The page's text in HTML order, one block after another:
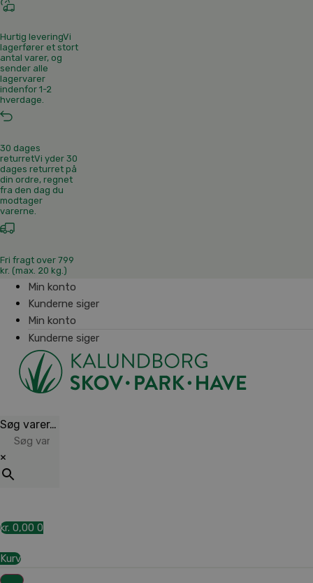
Hurtig leveringVi
lagerfører et stort
antal varer, og
sender alle
lagervarer
indenfor 1-2
hverdage.
30 dages
returretVi yder 30
dages returret på
din ordre, regnet
fra den dag du
modtager
varerne.
Fri fragt over 799
kr. (max. 20 kg.)
Min konto
Kunderne siger
Min konto
Kunderne siger
Søg varer…
×
kr. 0,00 0
Kurv